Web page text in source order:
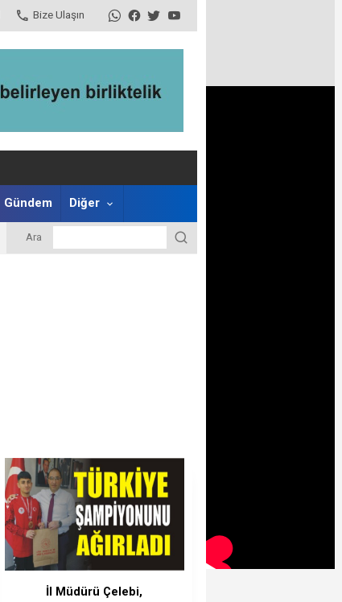
Bize Ulaşın
Gündem Diğer
Ara
İl Müdürü Çelebi,